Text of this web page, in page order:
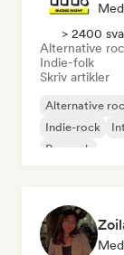
> 2400
Alternative
Indie-folk
Skriv artikler
Alternative
Indie-rock
Poprock